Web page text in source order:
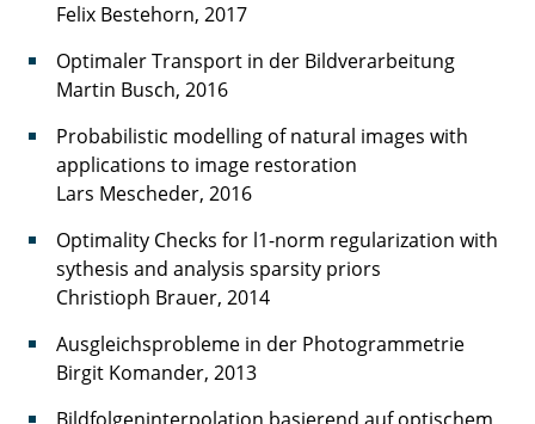
Felix Bestehorn, 2017
Optimaler Transport in der Bildverarbeitung
Martin Busch, 2016
Probabilistic modelling of natural images with
applications to image restoration
Lars Mescheder, 2016
Optimality Checks for l1-norm regularization with
sythesis and analysis sparsity priors
Christioph Brauer, 2014
Ausgleichsprobleme in der Photogrammetrie
Birgit Komander, 2013